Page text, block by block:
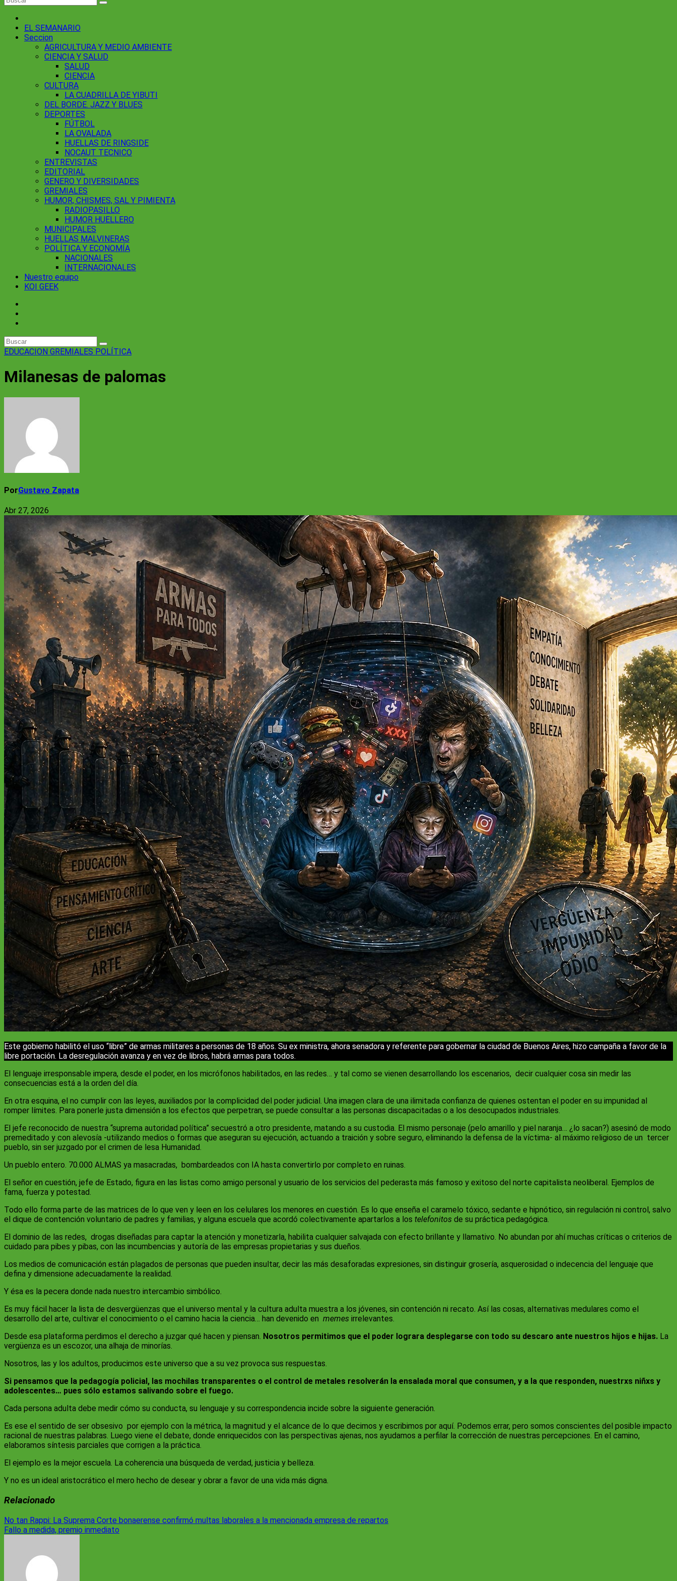
EL SEMANARIO
Seccion
AGRICULTURA Y MEDIO AMBIENTE
CIENCIA Y SALUD
SALUD
CIENCIA
CULTURA
LA CUADRILLA DE YIBUTI
DEL BORDE. JAZZ Y BLUES
DEPORTES
FÚTBOL
LA OVALADA
HUELLAS DE RINGSIDE
NOCAUT TECNICO
ENTREVISTAS
EDITORIAL
GENERO Y DIVERSIDADES
GREMIALES
HUMOR, CHISMES, SAL Y PIMIENTA
RADIOPASILLO
HUMOR HUELLERO
MUNICIPALES
HUELLAS MALVINERAS
POLÍTICA Y ECONOMÍA
NACIONALES
INTERNACIONALES
Nuestro equipo
KOI GEEK
EDUCACION GREMIALES POLÍTICA
Milanesas de palomas
PorGustavo Zapata
Abr 27, 2026
Este gobierno habilitó el uso “libre” de armas militares a personas de 18 años. Su ex ministra, ahora senadora y referente para gobernar la ciudad de Buenos Aires, hizo campaña a favor de la
libre portación. La desregulación avanza y en vez de libros, habrá armas para todos.
El lenguaje irresponsable impera, desde el poder, en los micrófonos habilitados, en las redes… y tal como se vienen desarrollando los escenarios, decir cualquier cosa sin medir las
consecuencias está a la orden del día.
En otra esquina, el no cumplir con las leyes, auxiliados por la complicidad del poder judicial. Una imagen clara de una ilimitada confianza de quienes ostentan el poder en su impunidad al
romper límites. Para ponerle justa dimensión a los efectos que perpetran, se puede consultar a las personas discapacitadas o a los desocupados industriales.
El jefe reconocido de nuestra “suprema autoridad política” secuestró a otro presidente, matando a su custodia. El mismo personaje (pelo amarillo y piel naranja… ¿lo sacan?) asesinó de modo
premeditado y con alevosía -utilizando medios o formas que aseguran su ejecución, actuando a traición y sobre seguro, eliminando la defensa de la víctima- al máximo religioso de un tercer
pueblo, sin ser juzgado por el crimen de lesa Humanidad.
Un pueblo entero. 70.000 ALMAS ya masacradas, bombardeados con IA hasta convertirlo por completo en ruinas.
El señor en cuestión, jefe de Estado, figura en las listas como amigo personal y usuario de los servicios del pederasta más famoso y exitoso del norte capitalista neoliberal. Ejemplos de
fama, fuerza y potestad.
Todo ello forma parte de las matrices de lo que ven y leen en los celulares los menores en cuestión. Es lo que enseña el caramelo tóxico, sedante e hipnótico, sin regulación ni control, salvo
el dique de contención voluntario de padres y familias, y alguna escuela que acordó colectivamente apartarlos a los telefonitos de su práctica pedagógica.
El dominio de las redes, drogas diseñadas para captar la atención y monetizarla, habilita cualquier salvajada con efecto brillante y llamativo. No abundan por ahí muchas críticas o criterios de
cuidado para pibes y pibas, con las incumbencias y autoría de las empresas propietarias y sus dueños.
Los medios de comunicación están plagados de personas que pueden insultar, decir las más desaforadas expresiones, sin distinguir grosería, asquerosidad o indecencia del lenguaje que
defina y dimensione adecuadamente la realidad.
Y ésa es la pecera donde nada nuestro intercambio simbólico.
Es muy fácil hacer la lista de desvergüenzas que el universo mental y la cultura adulta muestra a los jóvenes, sin contención ni recato. Así las cosas, alternativas medulares como el
desarrollo del arte, cultivar el conocimiento o el camino hacia la ciencia… han devenido en memes irrelevantes.
Desde esa plataforma perdimos el derecho a juzgar qué hacen y piensan. Nosotros permitimos que el poder lograra desplegarse con todo su descaro ante nuestros hijos e hijas. La
vergüenza es un escozor, una alhaja de minorías.
Nosotros, las y los adultos, producimos este universo que a su vez provoca sus respuestas.
Si pensamos que la pedagogía policial, las mochilas transparentes o el control de metales resolverán la ensalada moral que consumen, y a la que responden, nuestrxs niñxs y
adolescentes… pues sólo estamos salivando sobre el fuego.
Cada persona adulta debe medir cómo su conducta, su lenguaje y su correspondencia incide sobre la siguiente generación.
Es ese el sentido de ser obsesivo por ejemplo con la métrica, la magnitud y el alcance de lo que decimos y escribimos por aquí. Podemos errar, pero somos conscientes del posible impacto
racional de nuestras palabras. Luego viene el debate, donde enriquecidos con las perspectivas ajenas, nos ayudamos a perfilar la corrección de nuestras percepciones. En el camino,
elaboramos síntesis parciales que corrigen a la práctica.
El ejemplo es la mejor escuela. La coherencia una búsqueda de verdad, justicia y belleza.
Y no es un ideal aristocrático el mero hecho de desear y obrar a favor de una vida más digna.
Relacionado
Navegación
de
No tan Rappi: La Suprema Corte bonaerense confirmó multas laborales a la mencionada empresa de repartos
Fallo a medida, premio inmediato